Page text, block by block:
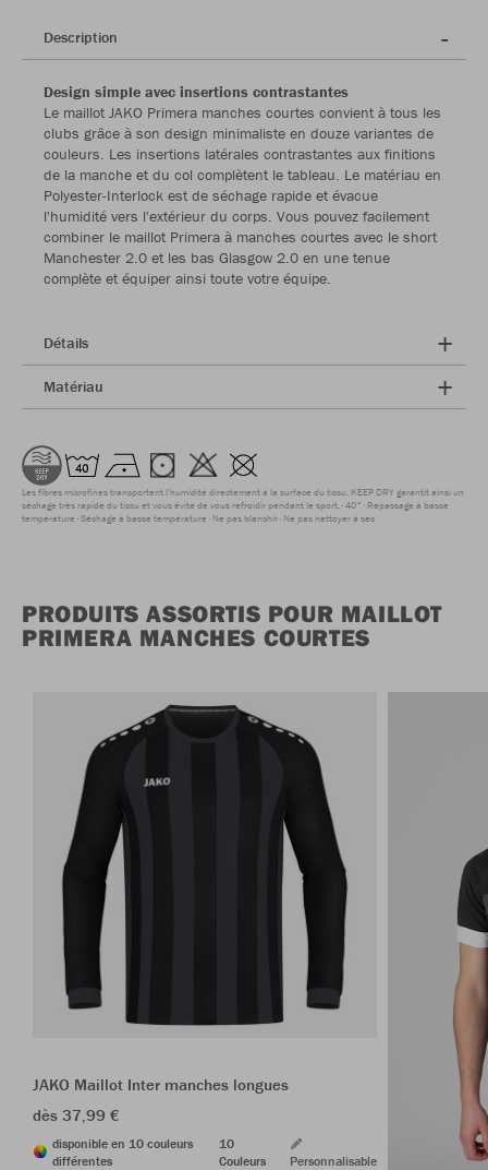
Description
Design simple avec insertions contrastantes
Le maillot JAKO Primera manches courtes convient à tous les
clubs grâce à son design minimaliste en douze variantes de
couleurs. Les insertions latérales contrastantes aux finitions
de la manche et du col complètent le tableau. Le matériau en
Polyester-Interlock est de séchage rapide et évacue
l'humidité vers l'extérieur du corps. Vous pouvez facilement
combiner le maillot Primera à manches courtes avec le short
Manchester 2.0 et les bas Glasgow 2.0 en une tenue
complète et équiper ainsi toute votre équipe.
Détails
Matériau
Les fibres microfines transportent l'humidité directement à la surface du tissu. KEEP DRY garantit ainsi un
séchage très rapide du tissu et vous évite de vous refroidir pendant le sport. 40° Repassage à basse
température Séchage à basse température Ne pas blanchir Ne pas nettoyer à sec
PRODUITS ASSORTIS POUR MAILLOT
PRIMERA MANCHES COURTES
JAKO Maillot Inter manches longues
dès 37,99 €
disponible en 10 couleurs
différentes
10
Couleurs
Personnalisable